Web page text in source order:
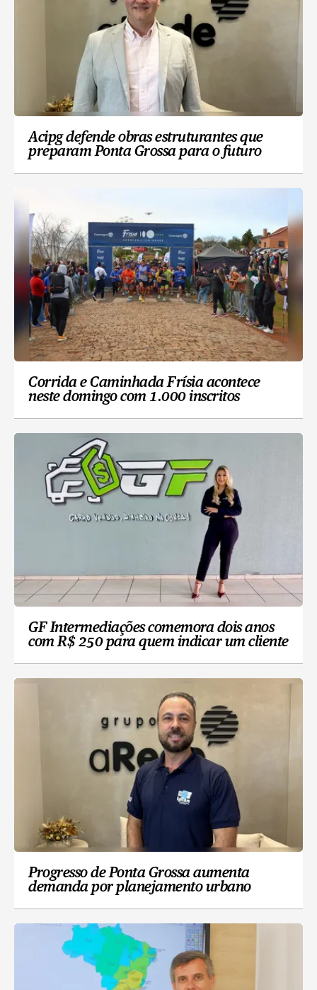
Acipg defende obras estruturantes que
preparam Ponta Grossa para o futuro
Corrida e Caminhada Frísia acontece
neste domingo com 1.000 inscritos
GF Intermediações comemora dois anos
com R$ 250 para quem indicar um cliente
Progresso de Ponta Grossa aumenta
demanda por planejamento urbano